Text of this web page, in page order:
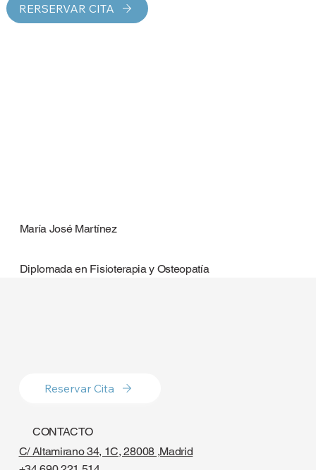
María José Martínez
Diplomada en Fisioterapia y Osteopatía
RERSERVAR CITA
CONTACTO
C/ Altamirano 34, 1C, 28008 ,Madrid
Reservar Cita